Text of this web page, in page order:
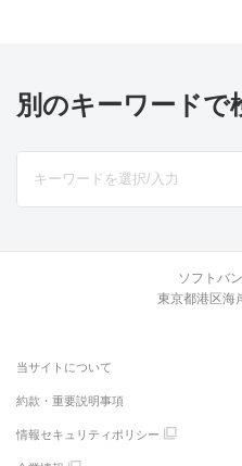
別のキーワードで
ソフトバ
東京都港区海
当サイトについて
約款・重要説明事項
情報セキュリティポリシー